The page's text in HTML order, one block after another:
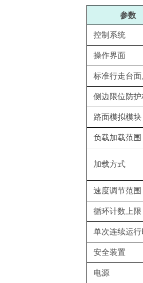
‌参数‌
控制系统
操作界面
标准行走台
侧边限位防护
路面模拟模块
负载加载范围
加载方式
速度调节范围
循环计数上限
单次连续运
安全装置
电源